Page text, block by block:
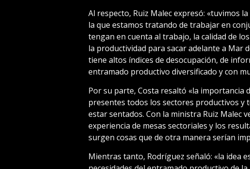
Al respecto, Ruiz Malec expresó: «tuvimos
la que estamos tratando de trabajar en
tengan en cuenta al trabajo, la calidad de
la productividad para sacar adelante a Mar
tiene altos índices de desocupación, de
entramado productivo diversificado y con
Por su parte, Costa resaltó «la importancia
presentes todos los sectores productivos y
estar sentados. Con la ministra Ruiz Malec
experiencia de mesas sectoriales y los
surgen cosas que de otra manera serían
Mientras tanto, Rodríguez señaló: «la idea